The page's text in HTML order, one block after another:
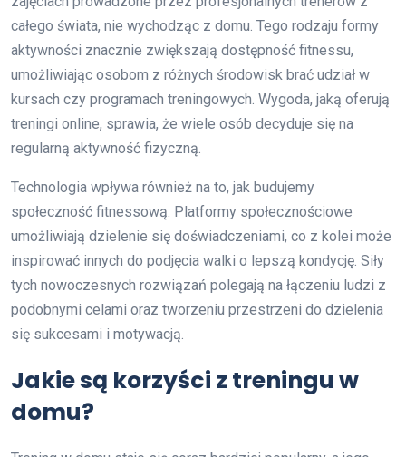
całego świata, nie wychodząc z domu. Tego rodzaju formy
aktywności znacznie zwiększają dostępność fitnessu,
umożliwiając osobom z różnych środowisk brać udział w
kursach czy programach treningowych. Wygoda, jaką oferują
treningi online, sprawia, że wiele osób decyduje się na
regularną aktywność fizyczną.
Technologia wpływa również na to, jak budujemy
społeczność fitnessową. Platformy społecznościowe
umożliwiają dzielenie się doświadczeniami, co z kolei może
inspirować innych do podjęcia walki o lepszą kondycję. Siły
tych nowoczesnych rozwiązań polegają na łączeniu ludzi z
podobnymi celami oraz tworzeniu przestrzeni do dzielenia
się sukcesami i motywacją.
Jakie są korzyści z treningu w
domu?